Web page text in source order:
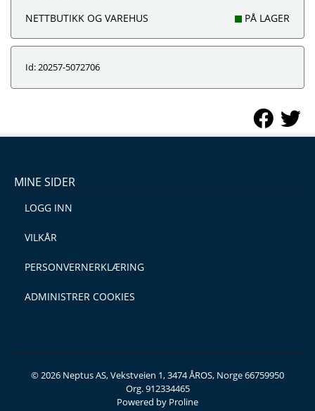
NETTBUTIKK OG VAREHUS PÅ LAGER
Id: 20257-5072706
MINE SIDER
LOGG INN
VILKÅR
PERSONVERNERKLÆRING
ADMINISTRER COOKIES
© 2026 Neptus AS, Vekstveien 1, 3474 ÅROS, Norge 66759950
Org. 912334465
Powered by Proline